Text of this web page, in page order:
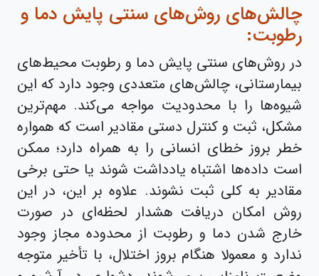
چالش‌های روش‌های سنتی پایش دما و
رطوبت:
در روش‌های سنتی پایش دما و رطوبت محیط‌های
بیمارستانی، چالش‌های متعددی وجود دارد که این
شیوه‌ها را با محدودیت مواجه می‌کند. مهم‌ترین
مشکل، ثبت و کنترل دستی مقادیر است که همواره
خطر بروز خطای انسانی را به همراه دارد؛ ممکن
است داده‌ها اشتباه یادداشت شوند یا حتی برخی
مقادیر به کلی ثبت نشوند. علاوه بر این، در این
روش امکان دریافت هشدار لحظه‌ای در صورت
خارج شدن دما و رطوبت از محدوده مجاز وجود
ندارد و معمولا هنگام بروز اختلال، با تأخیر متوجه